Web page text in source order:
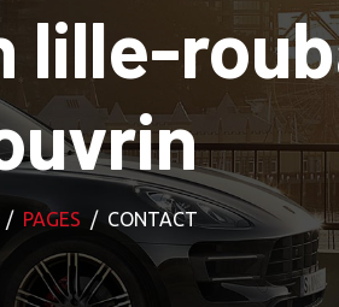
lille-
PAGES CONTACT